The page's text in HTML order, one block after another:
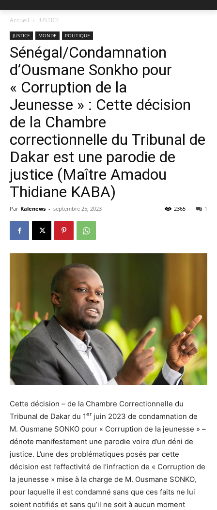
Accueil JUSTICE
JUSTICE MONDE POLITIQUE
Sénégal/Condamnation
d’Ousmane Sonkho pour
« Corruption de la
Jeunesse » : Cette décision
de la Chambre
correctionnelle du Tribunal de
Dakar est une parodie de
justice (Maître Amadou
Thidiane KABA)
Par Kalenews - septembre 25, 2023 1
2365
Cette décision – de la Chambre Correctionnelle du
Tribunal de Dakar du 1er juin 2023 de condamnation de
M. Ousmane SONKO pour « Corruption de la jeunesse » –
dénote manifestement une parodie voire d’un déni de
justice. L’une des problématiques posés par cette
décision est l’effectivité de l’infraction de « Corruption de
la jeunesse » mise à la charge de M. Ousmane SONKO,
pour laquelle il est condamné sans que ces faits ne lui
soient notifiés et sans qu’il ne soit à aucun moment